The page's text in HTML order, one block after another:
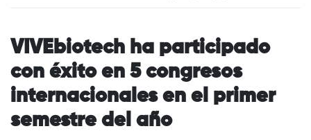
VIVEbiotech ha participado
con éxito en 5 congresos
internacionales en el primer
semestre del año